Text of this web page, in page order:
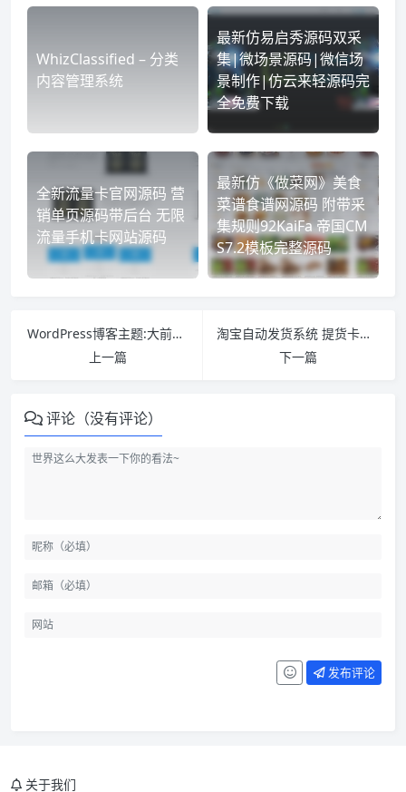
WhizClassified – 分类
内容管理系统
最新仿易启秀源码双采
集|微场景源码|微信场
景制作|仿云来轻源码完
全免费下载
全新流量卡官网源码 营
销单页源码带后台 无限
流量手机卡网站源码
最新仿《做菜网》美食
菜谱食谱网源码 附带采
集规则92KaiFa 帝国CM
S7.2模板完整源码
WordPress博客主题:大前端DUX主题1.2版本分享 取消加密授权
上一篇
淘宝自动发货系统 提货卡密发货淘宝 API接口 2015修订版
下一篇
评论（没有评论）
发布评论
关于我们